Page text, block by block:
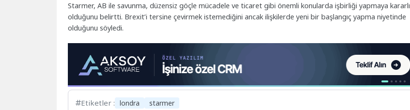
Starmer, AB ile savunma, düzensiz göçle mücadele ve ticaret gibi önemli konularda işbirliği yapmaya kararlı
olduğunu belirtti. Brexit’i tersine çevirmek istemediğini ancak ilişkilerde yeni bir başlangıç yapma niyetinde
olduğunu söyledi.
Etiketler : londra starmer